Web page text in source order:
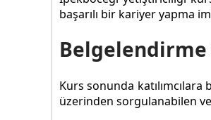
başarılı bir kariyer yapma
Belgelendirme
Kurs sonunda katılımcılara
üzerinden sorgulanabilen